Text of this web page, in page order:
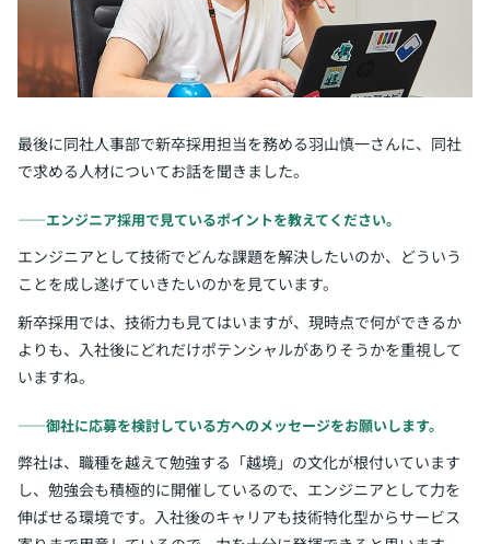
最後に同社人事部で新卒採用担当を務める羽山慎一さんに、同社
で求める人材についてお話を聞きました。
――エンジニア採用で見ているポイントを教えてください。
エンジニアとして技術でどんな課題を解決したいのか、どういう
ことを成し遂げていきたいのかを見ています。
新卒採用では、技術力も見てはいますが、現時点で何ができるか
よりも、入社後にどれだけポテンシャルがありそうかを重視して
いますね。
――御社に応募を検討している方へのメッセージをお願いします。
弊社は、職種を越えて勉強する「越境」の文化が根付いています
し、勉強会も積極的に開催しているので、エンジニアとして力を
伸ばせる環境です。入社後のキャリアも技術特化型からサービス